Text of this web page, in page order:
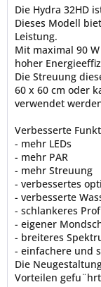
Die Hydra 32HD
Dieses Modell
Leistung.
Mit maximal 90
hoher
Die Streuung
60 x 60 cm oder
verwendet
Verbesserte
- mehr LEDs
- mehr PAR
- mehr Streuung
- verbessertes
- verbesserte
- schlankeres
- eigener
- breiteres
- einfachere und
Die
Vorteilen